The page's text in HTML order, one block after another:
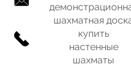
шахматная
купить
настенные
шахматы